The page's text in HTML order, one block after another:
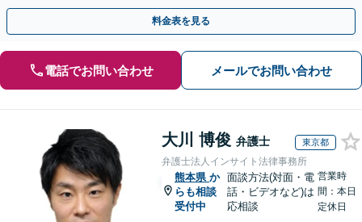
のみで解決も可能！
料金表を見る
電話でお問い合わせ メールでお問い合わせ
大川 博俊 弁護士 東京都
弁護士法人インサイト法律事務所
熊本県 か
らも相談
受付中
面談方法(対面・電
話・ビデオなど)は
応相談
営業時
間：本日
定休日